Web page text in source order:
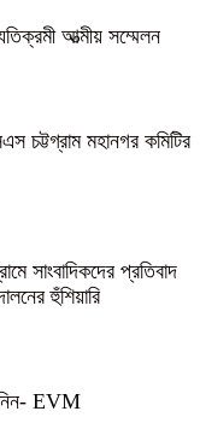
আত্মীয় সম্মেলন
চট্টগ্রাম মহানগর কমিটির
সাংবাদিকদের প্রতিবাদ
হুঁশিয়ারি
EVM